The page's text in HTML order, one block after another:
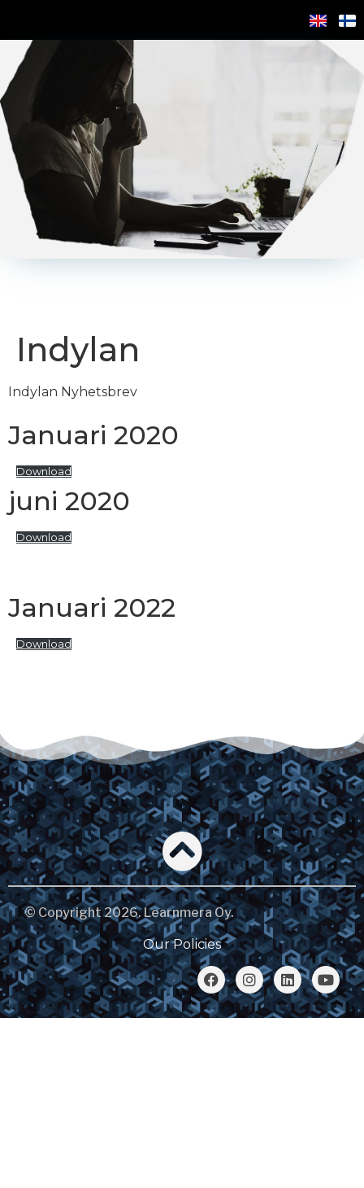
Indylan
Indylan Nyhetsbrev
Januari 2020
Download
juni 2020
Download
Januari 2022
Download
© Copyright 2026. Learnmera Oy.
Our Policies